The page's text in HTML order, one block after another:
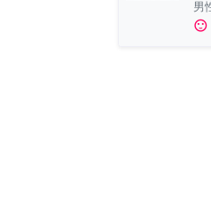
男
sentiment_satisfied